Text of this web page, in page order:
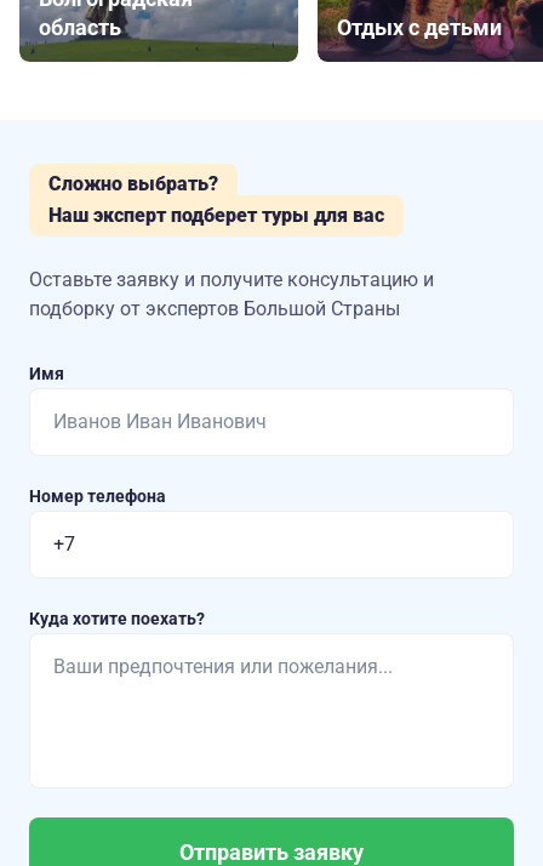
область
Отдых с детьми
Сложно выбрать?
Наш эксперт подберет туры для вас
Оставьте заявку и получите консультацию и
подборку от экспертов Большой Страны
Имя
Номер телефона
Куда хотите поехать?
Отправить заявку